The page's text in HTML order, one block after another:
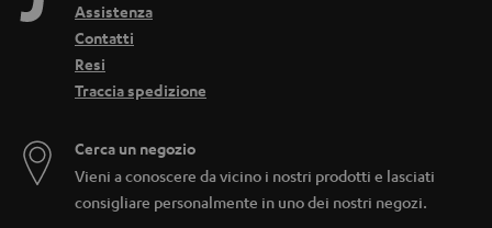
Assistenza
Contatti
Resi
Traccia spedizione
Cerca un negozio
Vieni a conoscere da vicino i nostri prodotti e lasciati
consigliare personalmente in uno dei nostri negozi.